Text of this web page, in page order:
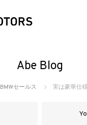
Abe Blog
BMWセールス 実は豪華仕